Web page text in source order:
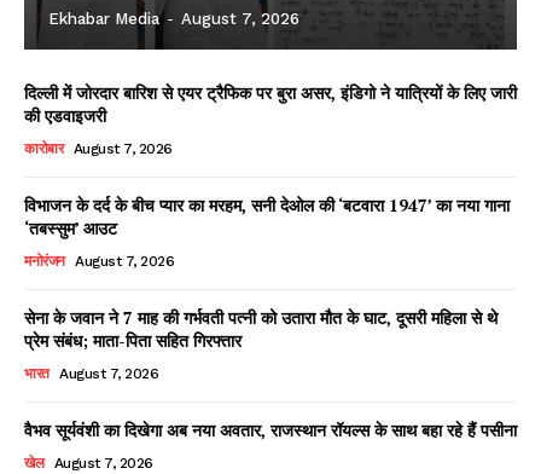
Ekhabar Media - August 7, 2026
दिल्ली में जोरदार बारिश से एयर ट्रैफिक पर बुरा असर, इंडिगो ने यात्रियों के लिए जारी
की एडवाइजरी
कारोबार August 7, 2026
विभाजन के दर्द के बीच प्यार का मरहम, सनी देओल की ‘बटवारा 1947’ का नया गाना
‘तबस्सुम’ आउट
मनोरंजन August 7, 2026
सेना के जवान ने 7 माह की गर्भवती पत्नी को उतारा मौत के घाट, दूसरी महिला से थे
प्रेम संबंध; माता-पिता सहित गिरफ्तार
भारत August 7, 2026
वैभव सूर्यवंशी का दिखेगा अब नया अवतार, राजस्थान रॉयल्स के साथ बहा रहे हैं पसीना
खेल August 7, 2026